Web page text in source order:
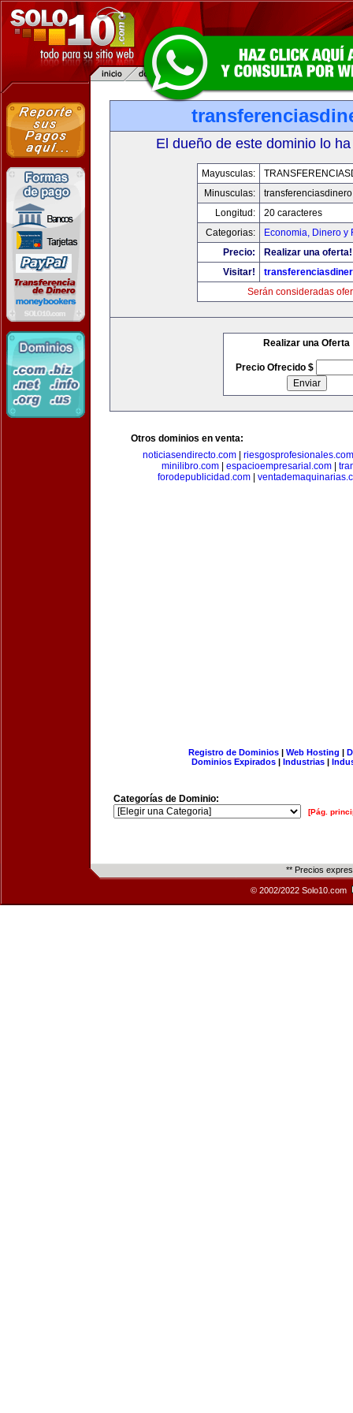
El dueño de este dominio lo
Mayusculas:
Minusculas:
Longitud:
20 caracteres
Categorias:
Economia, Dinero y
Precio:
Realizar una oferta!
Visitar!
Serán consideradas
Realizar una Oferta
Precio Ofrecido $
Otros dominios en venta:
noticiasendirecto.com
riesgosprofesionales.com
minilibro.com| espacioempresarial.com|
forodepublicidad.com|
Registro de Dominios| Web Hosting |
Dominios Expirados | Industrias |
Categorías de Dominio:
[Pág.
** Precios
© 2002/2022 Solo10.com